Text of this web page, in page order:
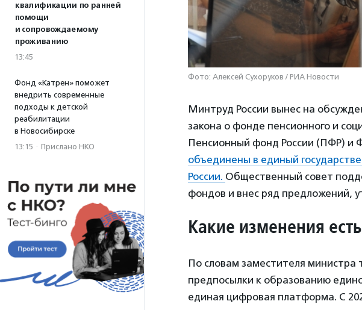
квалификации по ранней
помощи
и сопровождаемому
проживанию
13:45
Фонд «Катрен» поможет
внедрить современные
подходы к детской
реабилитации
в Новосибирске
13:15 · Прислано НКО
Фото: Алексей Сухоруков / РИА Новости
Минтруд России вынес на
закона о фонде пенсионного и
Пенсионный фонд России (ПФР) и
объединены в единый
России. Общественный совет
фондов и внес ряд предложений,
Какие изменения
По словам заместителя
предпосылки к образованию
единая цифровая платформа. С